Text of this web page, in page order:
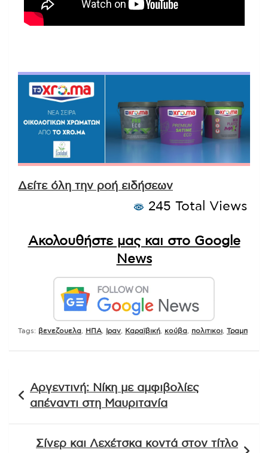
Δείτε όλη την ροή ειδήσεων
245 Total Views
Ακολουθήστε μας και στο Google
News
Tags: βενεζουελα ΗΠΑ Ιραν Καραϊβική κούβα πολιτικοι Τραμπ
άρθρων
Αργεντινή: Νίκη με αμφιβολίες
απέναντι στη Μαυριτανία
Σίνερ και Λεχέτσκα κοντά στον τίτλο